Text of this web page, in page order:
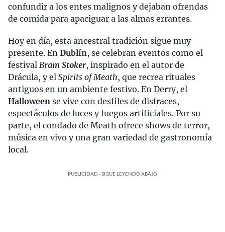
confundir a los entes malignos y dejaban ofrendas
de comida para apaciguar a las almas errantes.
Hoy en día, esta ancestral tradición sigue muy
presente. En Dublín, se celebran eventos como el
festival Bram Stoker, inspirado en el autor de
Drácula, y el Spirits of Meath, que recrea rituales
antiguos en un ambiente festivo. En Derry, el
Halloween se vive con desfiles de disfraces,
espectáculos de luces y fuegos artificiales. Por su
parte, el condado de Meath ofrece shows de terror,
música en vivo y una gran variedad de gastronomía
local.
PUBLICIDAD - SIGUE LEYENDO ABAJO